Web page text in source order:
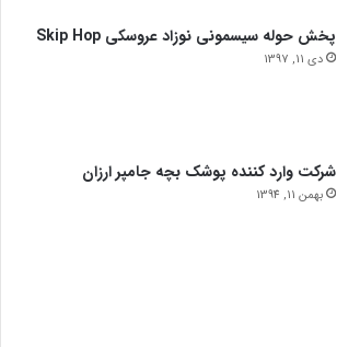
پخش حوله سیسمونی نوزاد عروسکی Skip Hop
دی 11, 1397
شرکت وارد کننده پوشک بچه جامپر ارزان
بهمن 11, 1394